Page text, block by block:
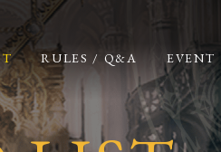
RULES / Q&A EVENT